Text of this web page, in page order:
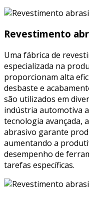
Revestimento
Uma fábrica de
especializada na
proporcionam alta
desbaste e
são utilizados em
indústria automotiva
tecnologia avançada,
abrasivo garante
aumentando a
desempenho de
tarefas específicas.